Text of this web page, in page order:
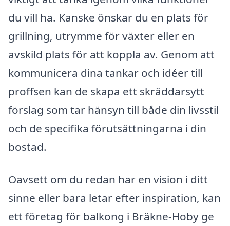
du vill ha. Kanske önskar du en plats för
grillning, utrymme för växter eller en
avskild plats för att koppla av. Genom att
kommunicera dina tankar och idéer till
proffsen kan de skapa ett skräddarsytt
förslag som tar hänsyn till både din livsstil
och de specifika förutsättningarna i din
bostad.
Oavsett om du redan har en vision i ditt
sinne eller bara letar efter inspiration, kan
ett företag för balkong i Bräkne-Hoby ge